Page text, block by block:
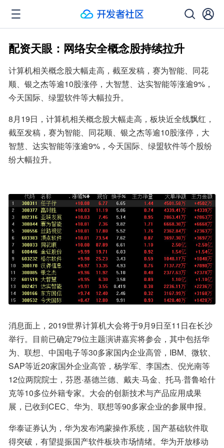
配资天眼：网络安全概念股持续拉升
计算机相关概念股大幅走高，截至发稿，赛为智能、同花
顺、银之杰等逾10股涨停，大智慧、达实智能等涨逾9%，
今天国际、绿盟软件等大幅拉升。
8月19日，计算机相关概念股大幅走高，板块近全线飘红，
截至发稿，赛为智能、同花顺、银之杰等逾10股涨停，大
智慧、达实智能等涨逾9%，今天国际、绿盟软件等个股纷
纷大幅拉升。
消息面上，2019世界计算机大会将于9月9日至11日在长沙
举行。目前已确定79位主题演讲嘉宾将参会，其中包括华
为、联想、中国电子等30多家国内企业高管，IBM、微软、
SAP等近20家国外企业高管，杨学军、李国杰、倪光南等
12位两院院士，芬恩·基德兰德、戴夫·马金、托马·普鲁哈什
克等10多位外籍专家。大会的创新技术与产品应用成果
展，已收到CEC、华为、联想等90多家企业的参展申报。
华泰证券认为，华为发布鸿蒙操作系统，国产基础软件取
得突破，有望提振国产软件板块市场情绪。华为开放移动